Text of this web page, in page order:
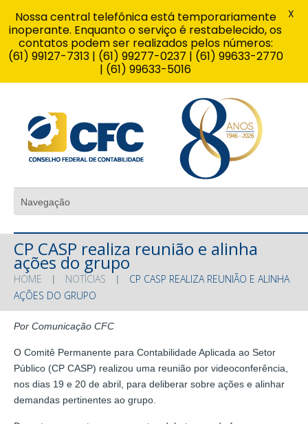
CP CASP realiza reunião e alinha
ações do grupo
HOME NOTÍCIAS
CP CASP REALIZA REUNIÃO E ALINHA
AÇÕES DO GRUPO
Por Comunicação CFC
O Comitê Permanente para Contabilidade Aplicada ao Setor
Público (CP CASP) realizou uma reunião por videoconferência,
nos dias 19 e 20 de abril, para deliberar sobre ações e alinhar
demandas pertinentes ao grupo.
Nossa central telefônica está temporariamente
inoperante. Enquanto o serviço é restabelecido, os
contatos podem ser realizados pelos números:
(61) 99127-7313 | (61) 99277-0237 | (61) 99633-2770
| (61) 99633-5016
X